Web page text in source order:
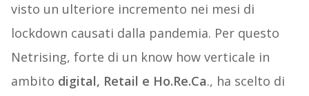
visto un ulteriore incremento nei mesi di
lockdown causati dalla pandemia. Per questo
Netrising, forte di un know how verticale in
ambito digital, Retail e Ho.Re.Ca., ha scelto di